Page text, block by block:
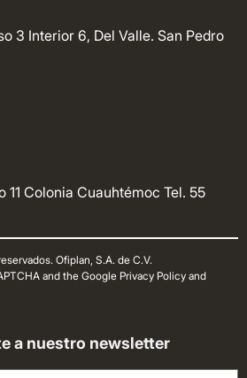
3 Interior 6, Del Valle. San Pedro
11 Colonia Cuauhtémoc Tel. 55
Ofiplan, S.A. de C.V.
and the Google Privacy Policy and
a nuestro newsletter